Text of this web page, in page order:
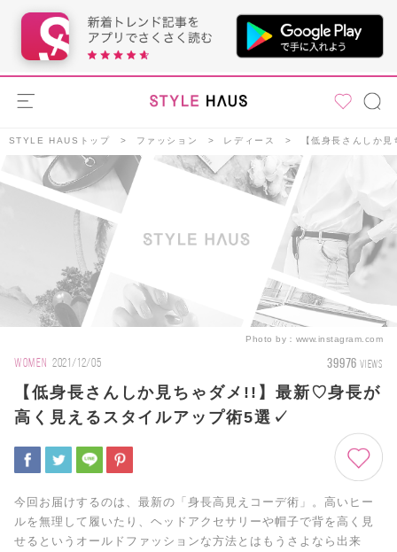
STYLE HAUSトップ ファッション レディース 【低身長さんしか
Photo by： www.instagram.com
WOMEN 2021/12/05 39976 VIEWS
【低身長さんしか見ちゃダメ!!】最新♡身長が
高く見えるスタイルアップ術5選✓
今回お届けするのは、最新の「身長高見えコーデ術」。高いヒー
ルを無理して履いたり、ヘッドアクセサリーや帽子で背を高く見
せるというオールドファッションな方法とはもうさよなら出来